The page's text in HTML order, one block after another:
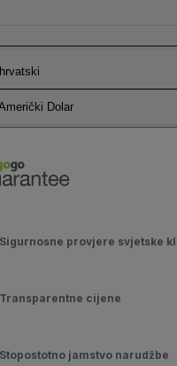
hrvatski
Dolar
Sigurnosne provjere svjetske
Transparentne cijene
Stopostotno jamstvo narudžbe